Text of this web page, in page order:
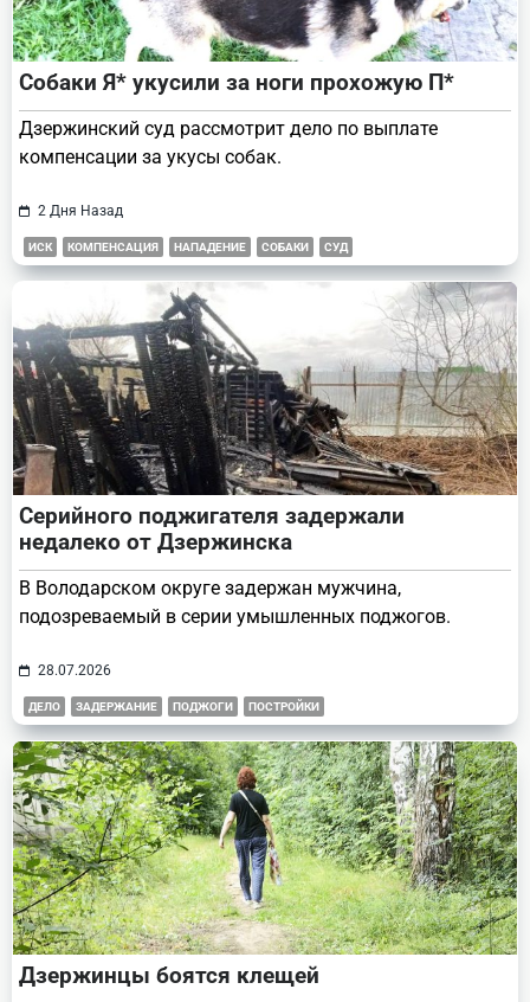
Собаки Я* укусили за ноги прохожую П*
Дзержинский суд рассмотрит дело по выплате
компенсации за укусы собак.
2 Дня Назад
ИСК КОМПЕНСАЦИЯ НАПАДЕНИЕ СОБАКИ СУД
Серийного поджигателя задержали
недалеко от Дзержинска
В Володарском округе задержан мужчина,
подозреваемый в серии умышленных поджогов.
28.07.2026
ДЕЛО ЗАДЕРЖАНИЕ ПОДЖОГИ ПОСТРОЙКИ
Дзержинцы боятся клещей